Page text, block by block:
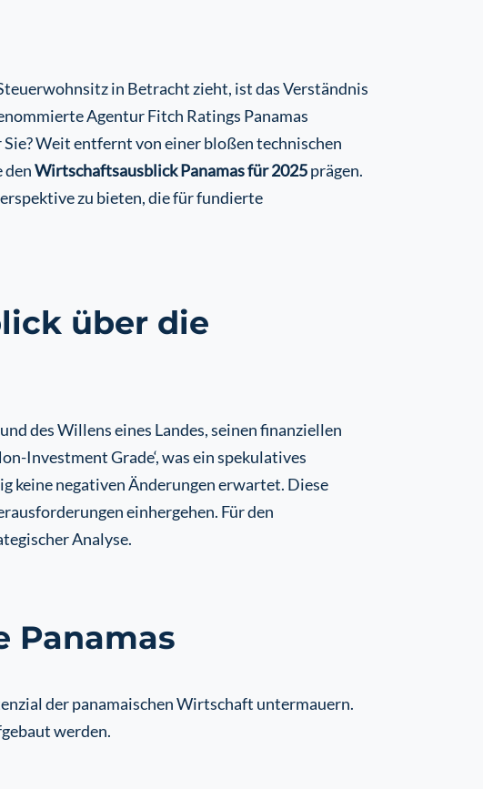
in Betracht zieht, ist das Verständnis
Agentur Fitch Ratings Panamas
Weit entfernt von einer bloßen technischen
denWirtschaftsausblick Panamas für 2025prägen.
zu bieten, die für fundierte
über die
des Willens eines Landes, seinen finanziellen
Investment Grade‘, was ein spekulatives
keine negativen Änderungen erwartet. Diese
einhergehen. Für den
Analyse.
Panamas
der panamaischen Wirtschaft untermauern.
werden.